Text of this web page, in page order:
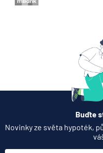
Buďte
Novinky ze světa hypoték,